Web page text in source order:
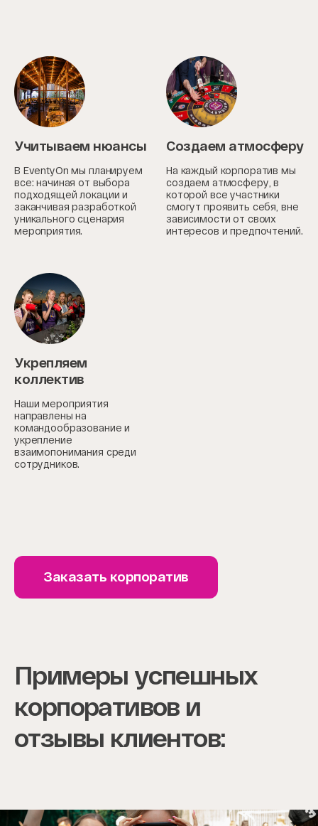
Учитываем нюансы
В EventyOn мы планируем
все: начиная от выбора
подходящей локации и
заканчивая разработкой
уникального сценария
мероприятия.
Создаем атмосферу
На каждый корпоратив мы
создаем атмосферу, в
которой все участники
смогут проявить себя, вне
зависимости от своих
интересов и предпочтений.
Укрепляем
коллектив
Наши мероприятия
направлены на
командообразование и
укрепление
взаимопонимания среди
сотрудников.
Заказать корпоратив
Примеры успешных
корпоративов и
отзывы клиентов: